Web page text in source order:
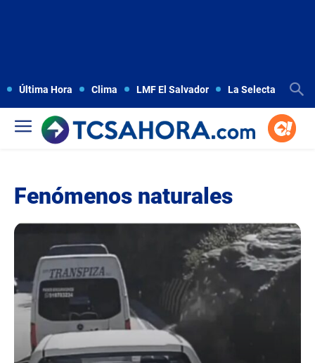
Última Hora Clima LMF El Salvador La Selecta
Fenómenos naturales